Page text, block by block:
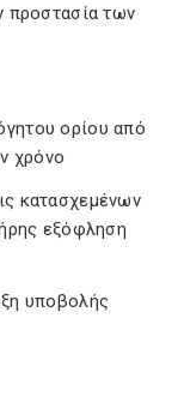
προστασία των
ορίου από
χρόνο
κατασχεμένων
εξόφληση
υποβολής